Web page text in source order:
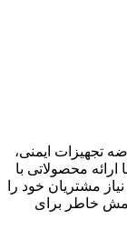
تجهیزات ایمنی،
محصولاتی با
مشتریان خود را
خاطر برای